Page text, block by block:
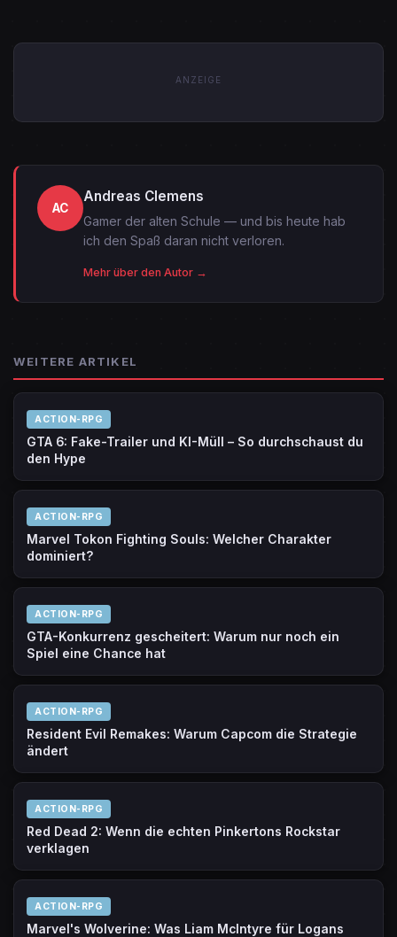
ANZEIGE
AC
Andreas Clemens
Gamer der alten Schule — und bis heute hab
ich den Spaß daran nicht verloren.
Mehr über den Autor →
WEITERE ARTIKEL
ACTION-RPG
GTA 6: Fake-Trailer und KI-Müll – So durchschaust du
den Hype
ACTION-RPG
Marvel Tokon Fighting Souls: Welcher Charakter
dominiert?
ACTION-RPG
GTA-Konkurrenz gescheitert: Warum nur noch ein
Spiel eine Chance hat
ACTION-RPG
Resident Evil Remakes: Warum Capcom die Strategie
ändert
ACTION-RPG
Red Dead 2: Wenn die echten Pinkertons Rockstar
verklagen
ACTION-RPG
Marvel's Wolverine: Was Liam McIntyre für Logans